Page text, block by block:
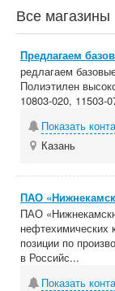
Все магазины
Предлагаем
редлагаем
Полиэтилен
10803-020, 11503-
Показать
Казань
ПАО
ПАО
позиции по
в Российс...
Показать